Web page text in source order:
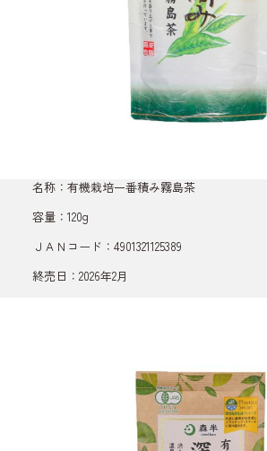
名称：有機栽培一番積み霧島茶
容量：120g
ＪＡＮコード：4901321125389
終売日：2026年2月